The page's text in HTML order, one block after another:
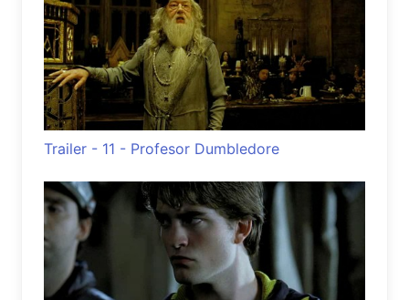
Trailer - 11 - Profesor Dumbledore